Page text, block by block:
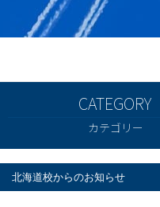
カテゴリー
北海道校からのお知らせ